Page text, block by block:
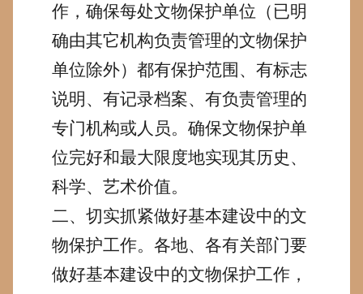
作，确保每处文物保护单位（已明
确由其它机构负责管理的文物保护
单位除外）都有保护范围、有标志
说明、有记录档案、有负责管理的
专门机构或人员。确保文物保护单
位完好和最大限度地实现其历史、
科学、艺术价值。
二、切实抓紧做好基本建设中的文
物保护工作。 各地、各有关部门要
做好基本建设中的文物保护工作，